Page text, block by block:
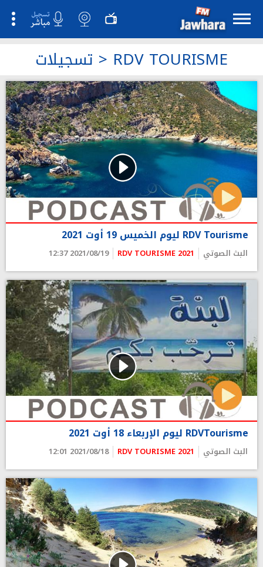
> RDV TOURISME
RDV Tourisme ليوم الخميس 19 أوت 2021
البث الصوتي RDV TOURISME 2021
2021/08/19 12:37
RDVTourisme ليوم الإربعاء 18 أوت 2021
البث الصوتي RDV TOURISME 2021
2021/08/18 12:01